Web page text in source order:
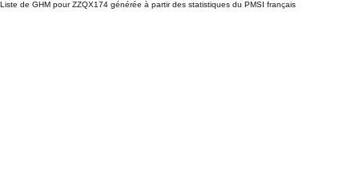
Liste de GHM pour ZZQX174 générée à partir des statistiques du PMSI français